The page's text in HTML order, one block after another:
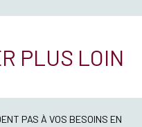
PLUS LOIN
PAS À VOS BESOINS EN